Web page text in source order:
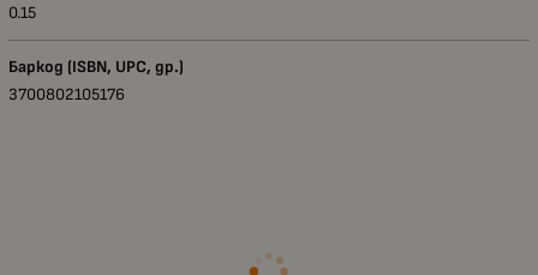
0.15
Баркод (ISBN, UPC, др.)
3700802105176